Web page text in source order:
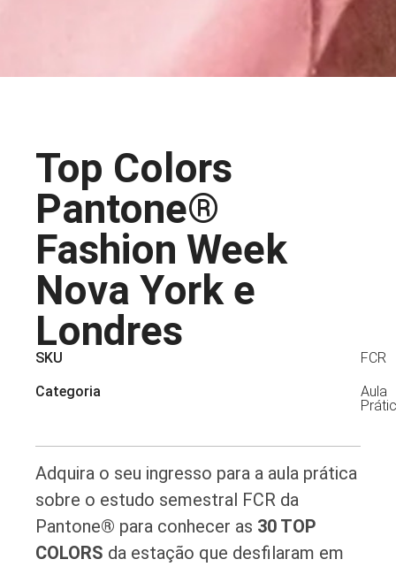
Top Colors
Pantone®
Fashion Week
Nova York e
Londres
SKU
FCR
Categoria
Aula
Adquira o seu ingresso para a aula prática
sobre o estudo semestral FCR da
Pantone® para conhecer as 30 TOP
COLORS da estação que desfilaram em